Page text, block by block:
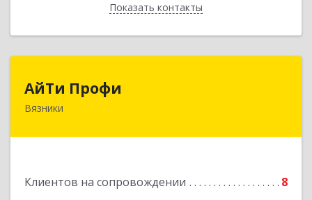
Показать контакты
Назад
АйТи Профи
Вязники
Клиентов на сопровождении 8